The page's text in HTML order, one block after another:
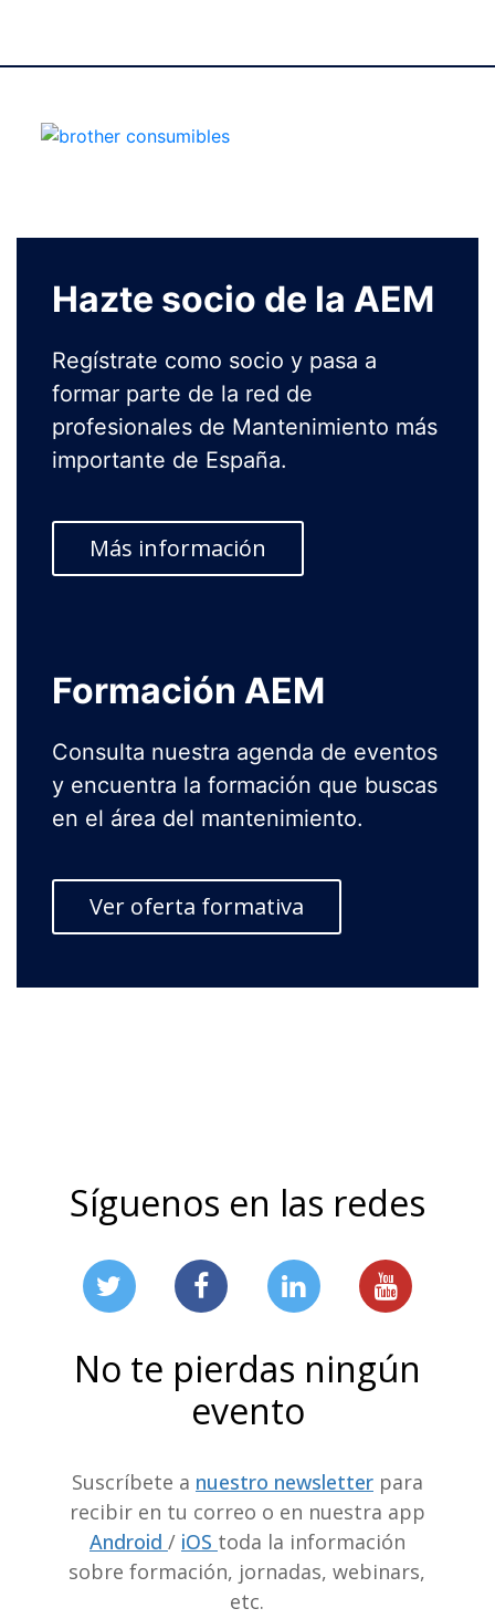
Hazte socio de la AEM
Regístrate como socio y pasa a
formar parte de la red de
profesionales de Mantenimiento más
importante de España.
Más información
Formación AEM
Consulta nuestra agenda de eventos
y encuentra la formación que buscas
en el área del mantenimiento.
Ver oferta formativa
Síguenos en las redes
No te pierdas ningún
evento
Suscríbete a nuestro newsletterpara
recibir en tu correo o en nuestra app
Android / iOS toda la información
sobre formación, jornadas, webinars,
etc.